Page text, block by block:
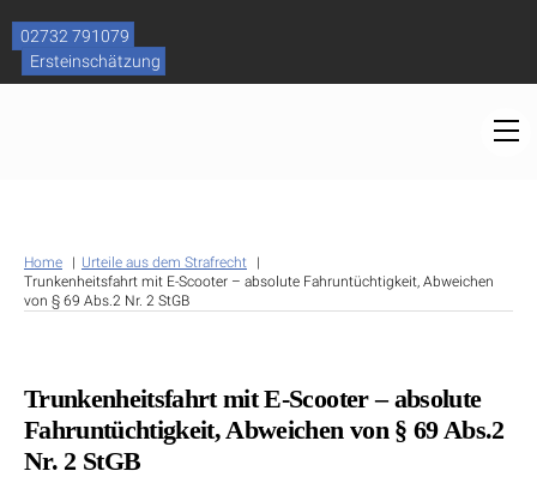
content
02732 791079
Ersteinschätzung
Home
Urteile aus dem Strafrecht
Trunkenheitsfahrt mit E-Scooter – absolute Fahruntüchtigkeit, Abweichen
von § 69 Abs.2 Nr. 2 StGB
Trunkenheitsfahrt mit E-Scooter – absolute
Fahruntüchtigkeit, Abweichen von § 69 Abs.2
Nr. 2 StGB